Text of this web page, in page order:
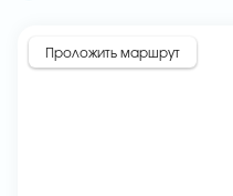
Проложить маршрут